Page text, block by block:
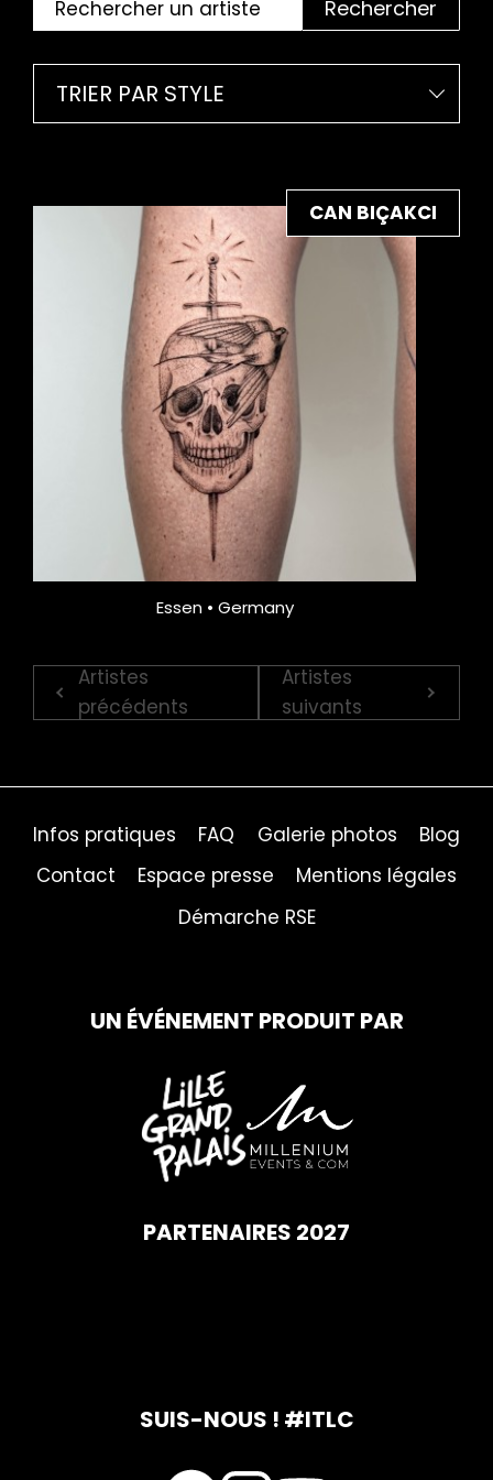
Rechercher
TRIER PAR STYLE
CAN BIÇAKCI
Essen • Germany
Artistes
précédents
Artistes
suivants
Infos pratiques FAQ Galerie photos
Blog
Contact
Espace presse
Mentions légales
Démarche RSE
UN ÉVÉNEMENT PRODUIT PAR
PARTENAIRES 2027
SUIS-NOUS ! #ITLC